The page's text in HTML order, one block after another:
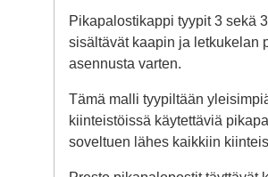
Pikapalostikappi tyypit 3 sekä
sisältävät kaapin ja letkukelan
asennusta varten.
Tämä malli tyypiltään
kiinteistöissä käytettäviä
soveltuen lähes kaikkiin